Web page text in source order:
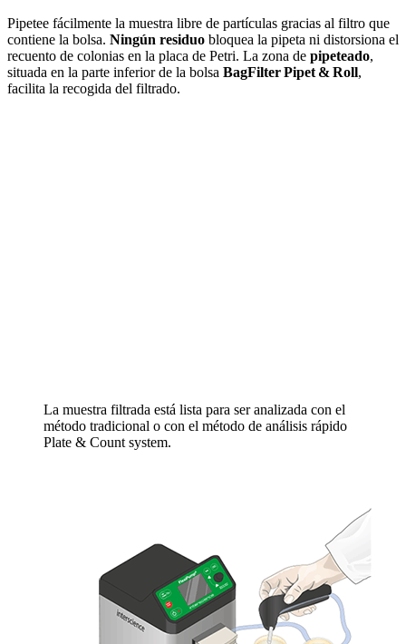
Pipetee fácilmente la muestra libre de partículas gracias al filtro que
contiene la bolsa. Ningún residuo bloquea la pipeta ni distorsiona el
recuento de colonias en la placa de Petri. La zona de pipeteado,
situada en la parte inferior de la bolsa BagFilter Pipet & Roll,
facilita la recogida del filtrado.
La muestra filtrada está lista para ser analizada con el
método tradicional o con el método de análisis rápido
Plate & Count system.